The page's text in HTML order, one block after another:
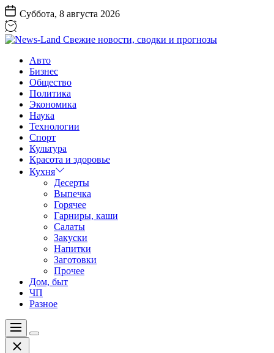
Перейти
к
содержанию
Суббота, 8 августа 2026
Land
Свежие
новости,
сводки
прогнозы
Авто
Бизнес
Общество
Политика
Экономика
Наука
Технологии
Спорт
Культура
Красота и здоровье
Кухня
Десерты
Выпечка
Горячее
Гарниры, каши
Салаты
Закуски
Напитки
Заготовки
Прочее
Дом, быт
ЧП
Разное
Меню
Цвет
Закрыть